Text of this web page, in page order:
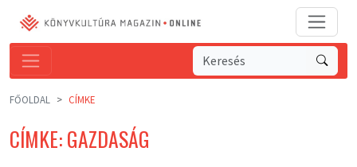
FŐOLDAL CÍMKE
CÍMKE: GAZDASÁG